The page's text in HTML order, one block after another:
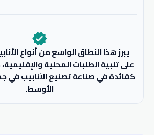
verified
يبرز هذا النطاق الواسع من أنواع
على تلبية الطلبات المحلية
كقائدة في صناعة تصنيع الأنابيب في
الأوسط.